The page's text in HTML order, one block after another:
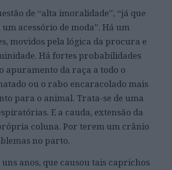
de “alta imoralidade”, “já que
acessório de moda”. Há um
movidos pela lógica da procura e
Há fortes probabilidades
apuramento da raça a todo o
ou o rabo encaracolado mais
para o animal. Trata-se de uma
E a cauda, extensão da
coluna. Por terem um crânio
no parto.
anos, que causou tais caprichos